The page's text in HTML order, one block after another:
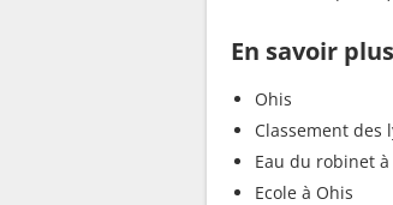
En savoir
Ohis
Classement des
Eau du robinet à
Ecole à Ohis